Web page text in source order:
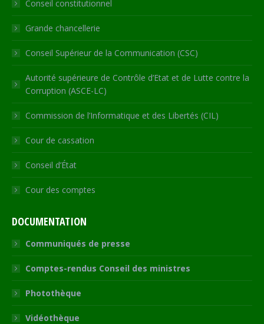
windowwindowwindowwindow
new
Conseil constitutionnel
Grande chancellerie
Conseil Supérieur de la Communication (CSC)
Autorité supérieure de Contrôle d’Etat et de Lutte contre la
Corruption (ASCE-LC)
Commission de l’Informatique et des Libertés (CIL)
Cour de cassation
Conseil d’État
Cour des comptes
DOCUMENTATION
Communiqués de presse
Comptes-rendus Conseil des ministres
Photothèque
Vidéothèque